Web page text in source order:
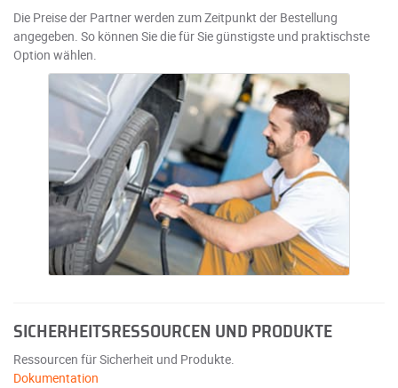
Die Preise der Partner werden zum Zeitpunkt der Bestellung
angegeben. So können Sie die für Sie günstigste und praktischste
Option wählen.
SICHERHEITSRESSOURCEN UND PRODUKTE
Ressourcen für Sicherheit und Produkte.
Dokumentation